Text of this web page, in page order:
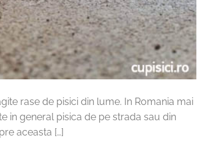
rase de pisici din lume. In Romania mai
in general pisica de pe strada sau din
aceasta […]